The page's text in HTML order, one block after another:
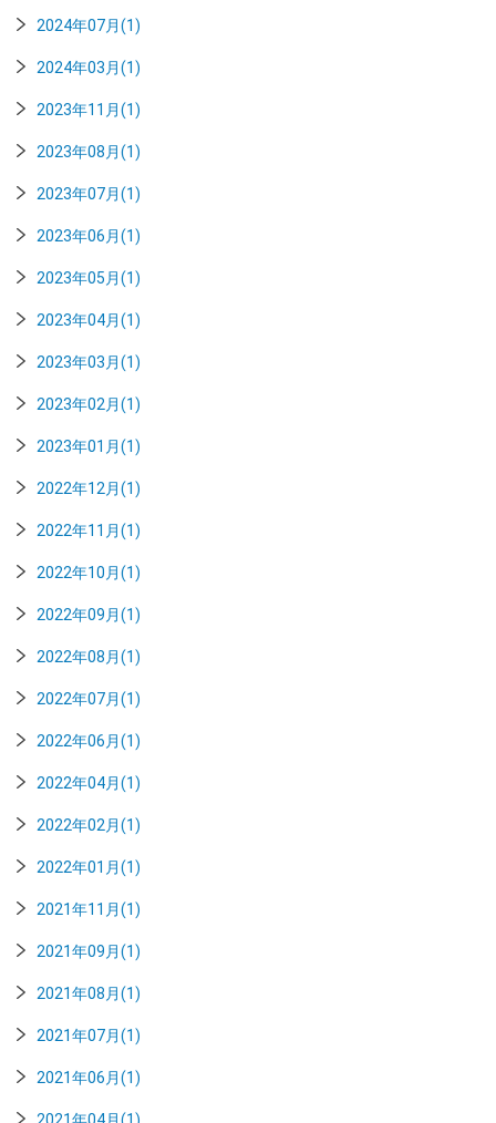
2024年07月(1)
2024年03月(1)
2023年11月(1)
2023年08月(1)
2023年07月(1)
2023年06月(1)
2023年05月(1)
2023年04月(1)
2023年03月(1)
2023年02月(1)
2023年01月(1)
2022年12月(1)
2022年11月(1)
2022年10月(1)
2022年09月(1)
2022年08月(1)
2022年07月(1)
2022年06月(1)
2022年04月(1)
2022年02月(1)
2022年01月(1)
2021年11月(1)
2021年09月(1)
2021年08月(1)
2021年07月(1)
2021年06月(1)